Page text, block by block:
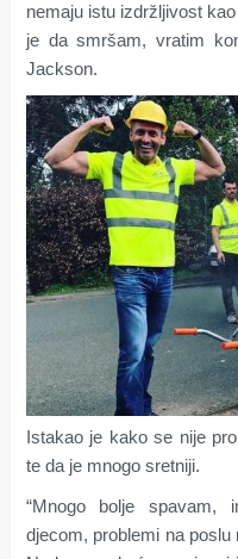
nemaju istu izdržljivost
je da smršam, vratim
Jackson.
Istakao je kako se nije
te da je mnogo sretniji.
“Mnogo bolje spavam,
djecom, problemi na